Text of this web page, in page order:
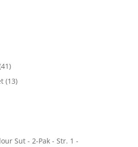
(13)
Sut - 2-Pak - Str. 1 -